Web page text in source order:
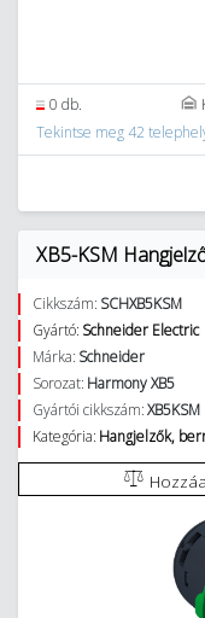
0 db.
Tekintse meg 42
XB5-KSM
Cikkszám: SCHXB5KSM
Gyártó: Schneider Electric
Márka: Schneider
Sorozat: Harmony XB5
Gyártói cikkszám:XB5KSM
Kategória: Hangjelzők,